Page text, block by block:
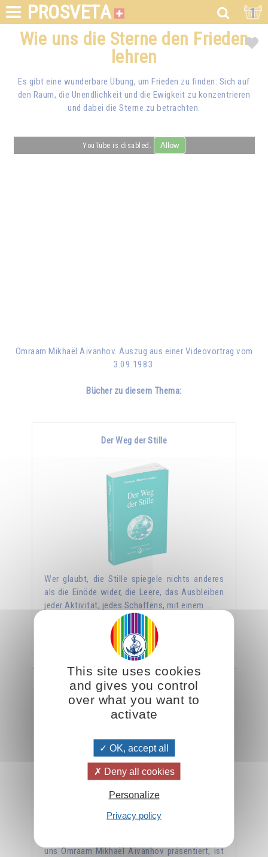
PROSVETA 1
Wie uns die Sterne den Frieden
lehren
Es gibt eine wunderbare Übung, um Frieden zu finden: Sich auf
den Raum, die Unendlichkeit und die Ewigkeit zu konzentrieren
und dabei die Sterne zu betrachten.
YouTube is disabled. Allow
Omraam Mikhaël Aïvanhov. Auszug aus einer Videovortrag vom
3.09.1983.
Bücher zu diesem Thema:
Der Weg der Stille
Wer glaubt, die Stille spiegele nichts anderes
als die Einöde wider, die Leere, das Ausbleiben
jeder Aktivität, jedes Schaffens, mit einem …
14.00CHF
Der Tierkreis, Schlüssel zu Mensch und Kosmos
uns Omraam Mikhaël Aïvanhov präsentiert, ist
This site uses cookies
and gives you control
over what you want to
activate
OK, accept all
Deny all cookies
Personalize
Privacy policy